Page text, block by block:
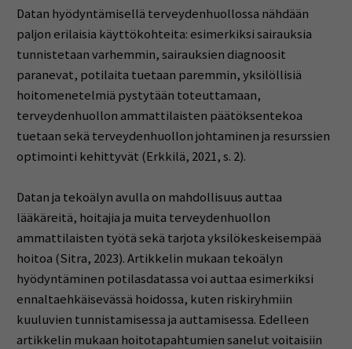
Datan hyödyntämisellä terveydenhuollossa nähdään
paljon erilaisia käyttökohteita: esimerkiksi sairauksia
tunnistetaan varhemmin, sairauksien diagnoosit
paranevat, potilaita tuetaan paremmin, yksilöllisiä
hoitomenetelmiä pystytään toteuttamaan,
terveydenhuollon ammattilaisten päätöksentekoa
tuetaan sekä terveydenhuollon johtaminen ja resurssien
optimointi kehittyvät (Erkkilä, 2021, s. 2).
Datan ja tekoälyn avulla on mahdollisuus auttaa
lääkäreitä, hoitajia ja muita terveydenhuollon
ammattilaisten työtä sekä tarjota yksilökeskeisempää
hoitoa (Sitra, 2023). Artikkelin mukaan tekoälyn
hyödyntäminen potilasdatassa voi auttaa esimerkiksi
ennaltaehkäisevässä hoidossa, kuten riskiryhmiin
kuuluvien tunnistamisessa ja auttamisessa. Edelleen
artikkelin mukaan hoitotapahtumien sanelut voitaisiin